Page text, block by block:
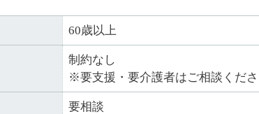
60歳以上
制約なし
※要支援・要介護者はご相談くださ
要相談